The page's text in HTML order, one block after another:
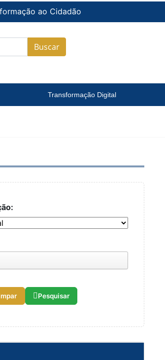
ao Cidadão
Buscar
Transformação Digital
Pesquisar